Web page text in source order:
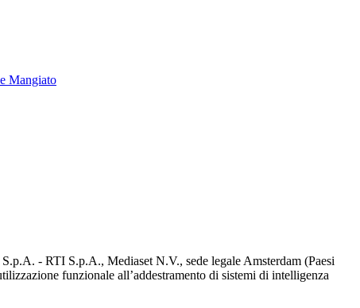
Mangiato
- RTI S.p.A., Mediaset N.V., sede legale Amsterdam (Paesi
funzionale all’addestramento di sistemi di intelligenza